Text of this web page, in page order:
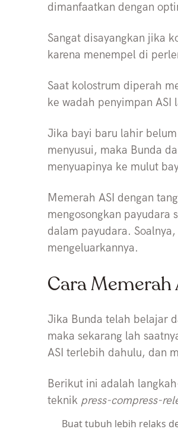
dimanfaatkan dengan
Sangat disayangkan jika
karena menempel di
Saat kolostrum diperah
ke wadah penyimpan ASI
Jika bayi baru lahir
menyusui, maka Bunda
menyuapinya ke mulut
Memerah ASI dengan
mengosongkan payudara
dalam payudara.
mengeluarkannya.
Cara Memerah
Jika Bunda telah belajar
maka sekarang lah
ASI terlebih dahulu, dan
Berikut ini adalah
teknik press-compress-
Buat tubuh lebih relaks